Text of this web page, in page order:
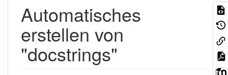
Automatisches
erstellen von
"docstrings"